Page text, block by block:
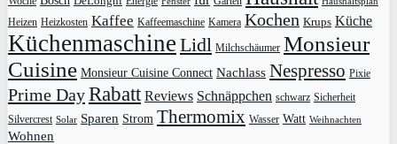
Heizen Heizkosten Kaffee Kaffeemaschine Kamera Kochen Krups Küche
Küchenmaschine Lidl Milchschäumer Monsieur
Cuisine Monsieur Cuisine Connect Nachlass Nespresso Pixie
Prime DayRabatt Reviews Schnäppchen schwarz Sicherheit
Silvercrest Solar Sparen Strom Thermomix Wasser Watt Weihnachten
Wohnen